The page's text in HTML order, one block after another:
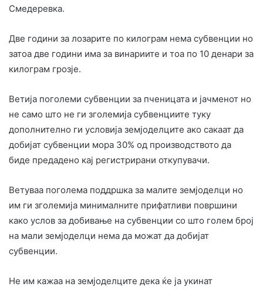
Смедеревка.
Две години за лозарите по килограм нема субвенции но
затоа две години има за винариите и тоа по 10 денари за
килограм грозје.
Ветија поголеми субвенции за пченицата и јачменот но
не само што не ги зголемија субвенциите туку
дополнително ги условија земјоделците ако сакаат да
добијат субвенции мора 30% од производството да
биде предадено кај регистрирани откупувачи.
Ветуваа поголема поддршка за малите земјоделци но
им ги зголемија минималните прифатливи површини
како услов за добивање на субвенции со што голем број
на мали земјоделци нема да можат да добијат
субвенции.
Не им кажаа на земјоделците дека ќе ја укинат